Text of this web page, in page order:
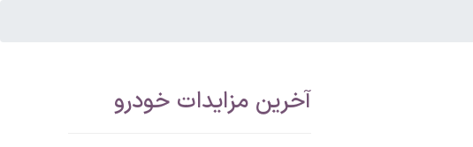
آخرین مزایدات خودرو